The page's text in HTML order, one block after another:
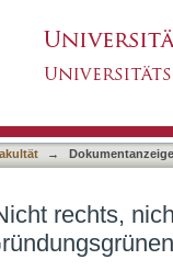
→ Dokumentanzeige
rechts,